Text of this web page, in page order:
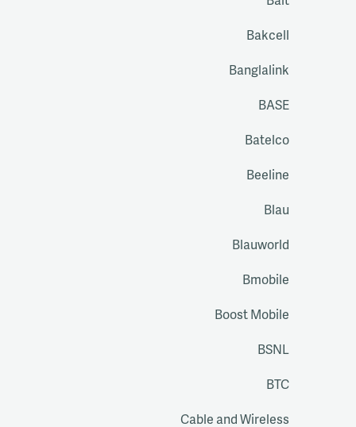
Bakcell
Banglalink
BASE
Batelco
Beeline
Blau
Blauworld
Bmobile
Boost Mobile
BSNL
BTC
Cable and Wireless